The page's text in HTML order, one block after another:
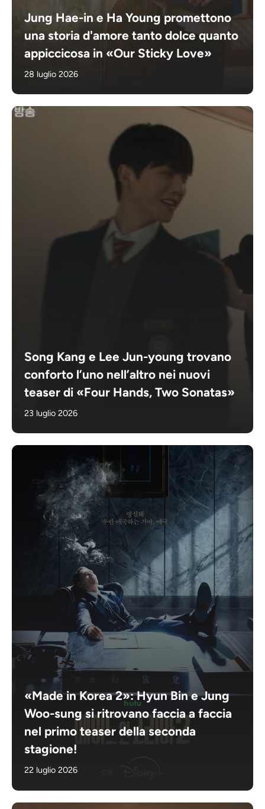
Jung Hae-in e Ha Young promettono
una storia d'amore tanto dolce quanto
appiccicosa in «Our Sticky Love»
28 luglio 2026
Song Kang e Lee Jun-young trovano
conforto l’uno nell’altro nei nuovi
teaser di «Four Hands, Two Sonatas»
23 luglio 2026
«Made in Korea 2»: Hyun Bin e Jung
Woo-sung si ritrovano faccia a faccia
nel primo teaser della seconda
stagione!
22 luglio 2026